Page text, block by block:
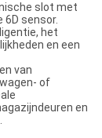
slot met
6D sensor.
het
en een
van
of
en